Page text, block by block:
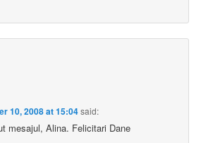
10, 2008 at 15:04said:
mesajul, Alina. Felicitari Dane